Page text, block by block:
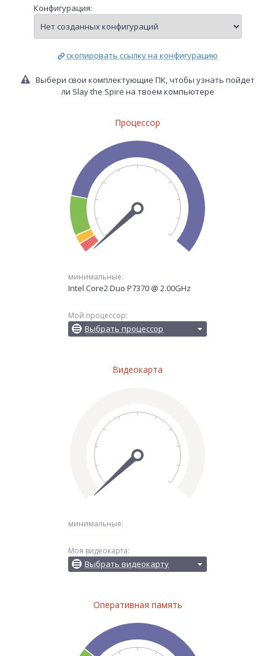
Конфигурация:
скопировать ссылку на конфигурацию
Выбери свои комплектующие ПК, чтобы узнать пойдет
ли Slay the Spire на твоем компьютере
Процессор
минимальные:
Intel Core2 Duo P7370 @ 2.00GHz
Мой процессор:
Выбрать процессор
Видеокарта
минимальные:
Моя видеокарта:
Выбрать видеокарту
Оперативная память